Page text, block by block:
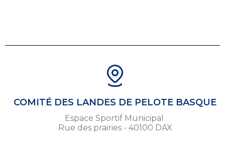
COMITÉ DES LANDES DE PELOTE BASQUE
Espace Sportif Municipal
Rue des prairies - 40100 DAX